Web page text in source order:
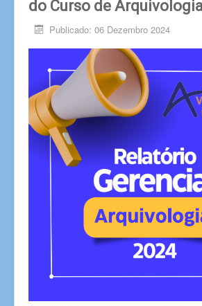
do Curso de
Publicado: 06 Dezembro 2024